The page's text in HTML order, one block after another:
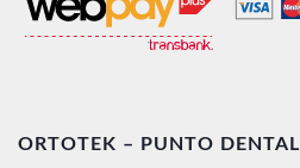
ORTOTEK – PUNTO DENTAL